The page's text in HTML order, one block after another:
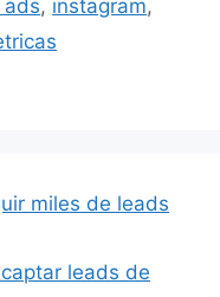
, instagram,
miles de leads
leads de